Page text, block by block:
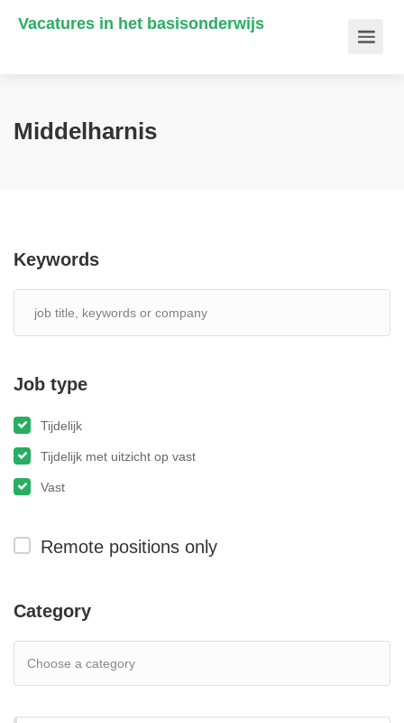
Vacatures in het basisonderwijs
Middelharnis
Keywords
Job type
Tijdelijk
Tijdelijk met uitzicht op vast
Vast
Remote positions only
Category